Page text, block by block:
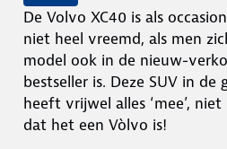
De Volvo XC40 is als
niet heel vreemd, als men
model ook in de nieuw-
bestseller is. Deze SUV in de
heeft vrijwel alles ‘mee’,
dat het een Vòlvo is!